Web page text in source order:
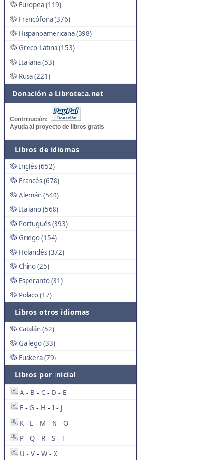
Europea (119)
Francófona (376)
Hispanoamericana (398)
Greco-Latina (153)
Italiana (53)
Rusa (221)
Donación a Libroteca.net
Contribución:
Ayuda al proyecto de libros gratis
Libros de idiomas
Inglés (652)
Francés (678)
Alemán (540)
Italiano (568)
Portugués (393)
Griego (154)
Holandés (372)
Chino (25)
Esperanto (31)
Polaco (17)
Libros otros idiomas
Catalán (52)
Gallego (33)
Euskera (79)
Libros por inicial
A - B - C - D - E
F - G - H - I - J
K - L - M - N - O
P - Q - R - S - T
U - V - W - X